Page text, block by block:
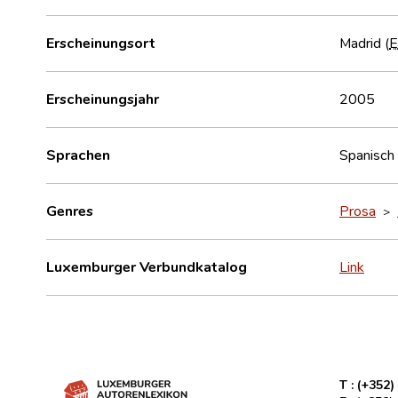
Erscheinungsort Madrid (
Erscheinungsjahr 2005
Sprachen Spanisch
Genres Prosa >
Luxemburger Verbundkatalog Link
T :